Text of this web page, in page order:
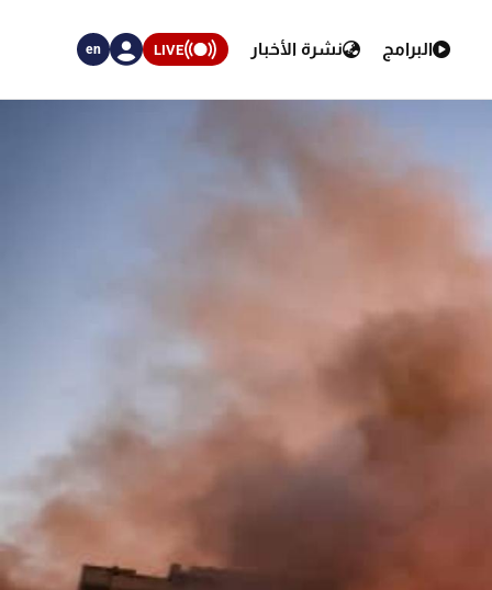
البرامج نشرة الأخبار LIVE
en